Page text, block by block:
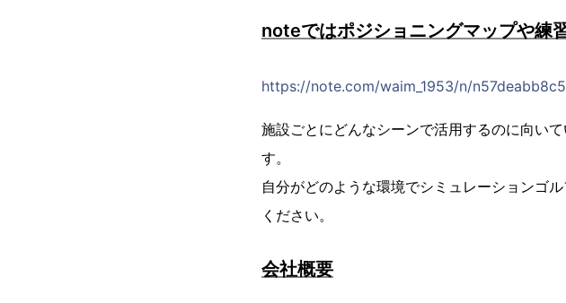
noteではポジショニングマップや練
https://note.com/waim_1953/n/
施設ごとにどんなシーンで活用するのに向い
す。
自分がどのような環境でシミュレーションゴ
ください。
会社概要